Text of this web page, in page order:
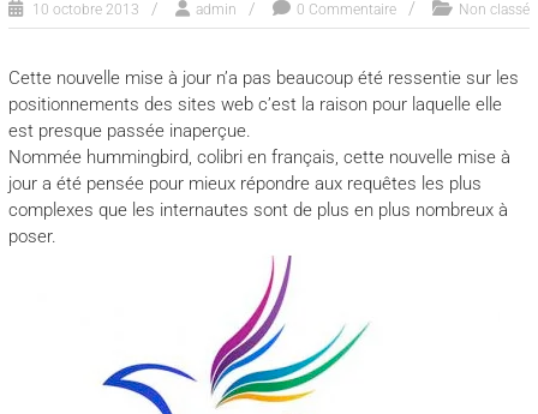
10 octobre 2013 admin 0 Commentaire Non classé
Cette nouvelle mise à jour n’a pas beaucoup été ressentie sur les
positionnements des sites web c’est la raison pour laquelle elle
est presque passée inaperçue.
Nommée hummingbird, colibri en français, cette nouvelle mise à
jour a été pensée pour mieux répondre aux requêtes les plus
complexes que les internautes sont de plus en plus nombreux à
poser.